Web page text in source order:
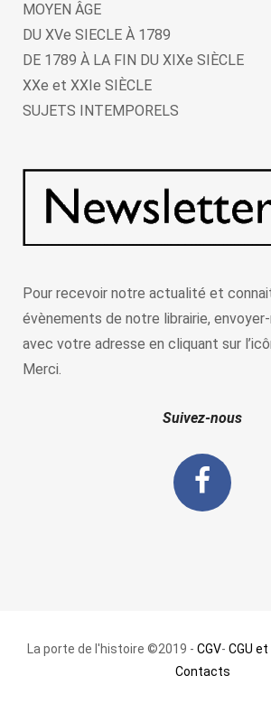
MOYEN ÂGE
DU XVe SIECLE À 1789
DE 1789 À LA FIN DU XIXe SIÈCLE
XXe et XXIe SIÈCLE
SUJETS INTEMPORELS
Pour recevoir notre actualité et
évènements de notre librairie, envoyer-
avec votre adresse en cliquant sur
Merci.
Suivez-nous
La porte de l'histoire ©2019 - CGV- CGU
Contacts